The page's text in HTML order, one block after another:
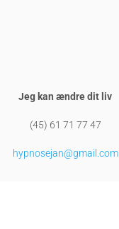
Jeg kan ændre dit liv
(45) 61 71 77 47
hypnosejan@gmail.com